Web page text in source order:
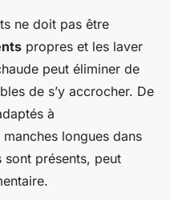
ne doit pas être
propres et les laver
peut éliminer de
de s’y accrocher. De
à
longues dans
sont présents, peut